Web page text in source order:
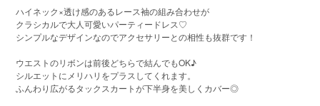
ハイネック×透け感のあるレース袖の組み合わせが
クラシカルで大人可愛いパーティードレス♡
シンプルなデザインなのでアクセサリーとの相性も抜群です！
ウエストのリボンは前後どちらで結んでもOK♪
シルエットにメリハリをプラスしてくれます。
ふんわり広がるタックスカートが下半身を美しくカバー◎